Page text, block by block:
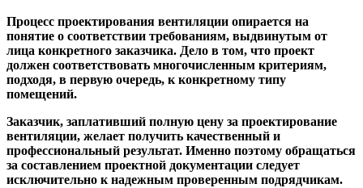
Процесс проектирования вентиляции опирается на
понятие о соответствии требованиям, выдвинутым от
лица конкретного заказчика. Дело в том, что проект
должен соответствовать многочисленным критериям,
подходя, в первую очередь, к конкретному типу
помещений.
Заказчик, заплативший полную цену за проектирование
вентиляции, желает получить качественный и
профессиональный результат. Именно поэтому обращаться
за составлением проектной документации следует
исключительно к надежным проверенным подрядчикам.